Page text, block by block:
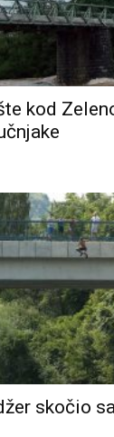
kod
skočio